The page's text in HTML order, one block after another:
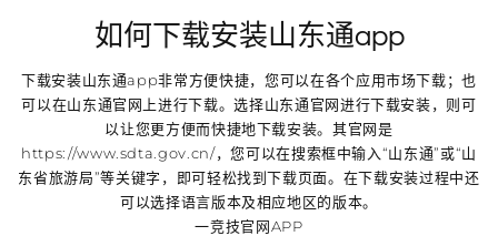
如何下载安装山东通app
下载安装山东通app非常方便快捷，您可以在各个应用市场下载；也
可以在山东通官网上进行下载。选择山东通官网进行下载安装，则可
以让您更方便而快捷地下载安装。其官网是
https://www.sdta.gov.cn/，您可以在搜索框中输入“山东通”或“山
东省旅游局”等关键字，即可轻松找到下载页面。在下载安装过程中还
可以选择语言版本及相应地区的版本。
一竞技官网APP